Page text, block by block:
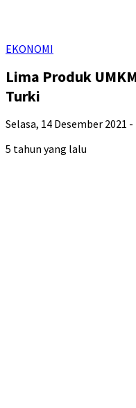
EKONOMI
Lima Produk
Turki
Selasa, 14 Desember 2021 -
5 tahun yang lalu